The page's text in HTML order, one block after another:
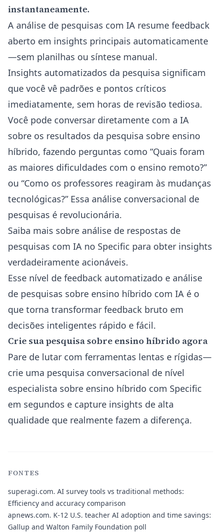
instantaneamente.
A análise de pesquisas com IA resume feedback
aberto em insights principais automaticamente
—sem planilhas ou síntese manual.
Insights automatizados da pesquisa significam
que você vê padrões e pontos críticos
imediatamente, sem horas de revisão tediosa.
Você pode conversar diretamente com a IA
sobre os resultados da pesquisa sobre ensino
híbrido, fazendo perguntas como “Quais foram
as maiores dificuldades com o ensino remoto?”
ou “Como os professores reagiram às mudanças
tecnológicas?” Essa análise conversacional de
pesquisas é revolucionária.
Saiba mais sobre análise de respostas de
pesquisas com IA no Specific para obter insights
verdadeiramente acionáveis.
Esse nível de feedback automatizado e análise
de pesquisas sobre ensino híbrido com IA é o
que torna transformar feedback bruto em
decisões inteligentes rápido e fácil.
Crie sua pesquisa sobre ensino híbrido agora
Pare de lutar com ferramentas lentas e rígidas—
crie uma pesquisa conversacional de nível
especialista sobre ensino híbrido com Specific
em segundos e capture insights de alta
qualidade que realmente fazem a diferença.
FONTES
superagi.com. AI survey tools vs traditional methods:
Efficiency and accuracy comparison
apnews.com. K-12 U.S. teacher AI adoption and time savings:
Gallup and Walton Family Foundation poll